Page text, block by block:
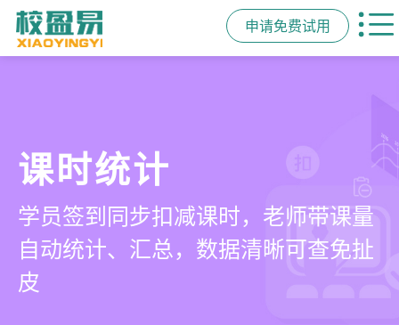
申请免费试用
家校互动
一部手机链接教师、学员、家长，沟
通互动零距离，服务贴心铸口碑促续
费
管学校，用校盈易
培训机构教务管理系
统
有效提升运营管理效率45%
智能排课
可视化排课，智能冲突异常检测提
醒，课表自动生成，一健导出，准确
高效
课时统计
学员签到同步扣减课时，老师带课量
自动统计、汇总，数据清晰可查免扯
皮